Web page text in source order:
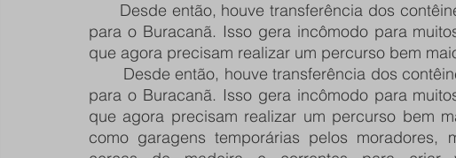
para o Buracanã. Isso gera incômodo para
que agora precisam realizar um percurso bem
para o Buracanã. Isso gera incômodo para
que agora precisam realizar um percurso bem
como garagens temporárias pelos moradores,